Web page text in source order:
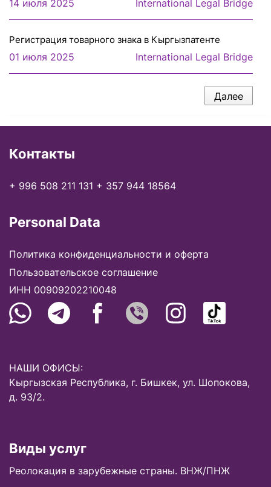
14 июля 2025 International Legal Bridge
Регистрация товарного знака в Кыргызпатенте
01 июля 2025 International Legal Bridge
Далее
Виды услуг
Реолокация в зарубежные страны. ВНЖ/ПНЖ
Контакты
+ 996 508 211 131 + 357 944 18564
НАШИ ОФИСЫ:
Кыргызская Республика, г. Бишкек, ул. Шопокова,
д. 93/2.
Personal Data
Политика конфиденциальности и оферта
Пользовательское соглашение
ИНН 00909202210048